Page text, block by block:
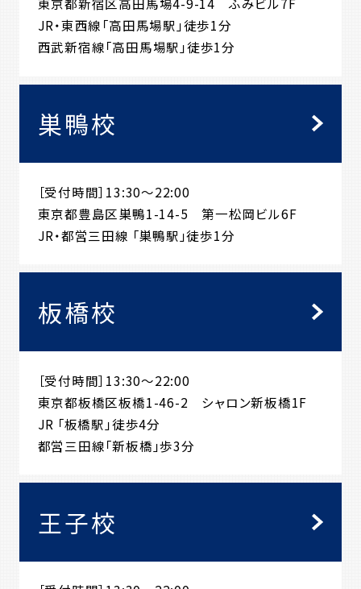
JR・東西線「高田馬場駅」徒歩1分
西武新宿線「高田馬場駅」徒歩1分
巣鴨校
［受付時間］13:30～22:00
東京都豊島区巣鴨1-14-5 第一松岡ビル6F
JR・都営三田線 「巣鴨駅」徒歩1分
板橋校
［受付時間］13:30～22:00
東京都板橋区板橋1-46-2 シャロン新板橋1F
JR 「板橋駅」徒歩4分
都営三田線「新板橋」歩3分
王子校